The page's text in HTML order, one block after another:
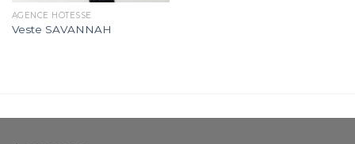
AGENCE HÔTESSE
Veste SAVANNAH